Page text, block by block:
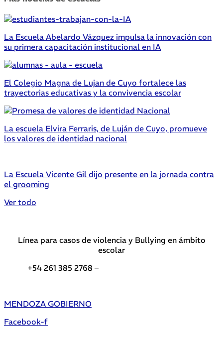
La Escuela Abelardo Vázquez impulsa la innovación con
su primera capacitación institucional en IA
El Colegio Magna de Lujan de Cuyo fortalece las
trayectorias educativas y la convivencia escolar
La escuela Elvira Ferraris, de Luján de Cuyo, promueve
los valores de identidad nacional
La Escuela Vicente Gil dijo presente en la jornada contra
el grooming
Ver todo
Línea para casos de violencia y Bullying en ámbito
escolar
+54 261 385 2768 –
MENDOZA GOBIERNO
Facebook-f